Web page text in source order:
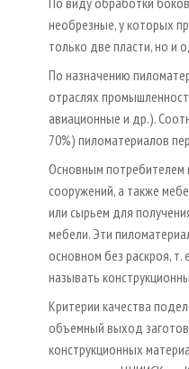
необрезные, у которых
только две пласти, но и
По назначению
отраслях
авиационные и др.).
70%) пиломатериалов
Основным потребителем
сооружений, а также
или сырьем для
мебели. Эти
основном без раскроя, т.
называть
Критерии качества
объемный выход
конструкционных